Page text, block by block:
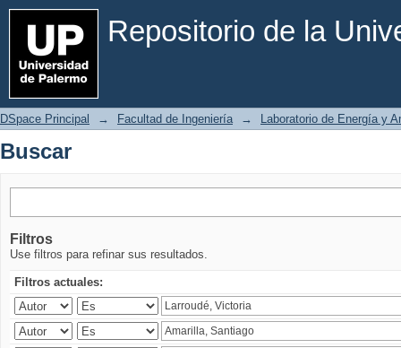
Repositorio de la
Buscar
DSpace Principal → Facultad de Ingeniería → Laboratorio de Energía y
Buscar
Filtros
Use filtros para refinar sus resultados.
Filtros actuales: